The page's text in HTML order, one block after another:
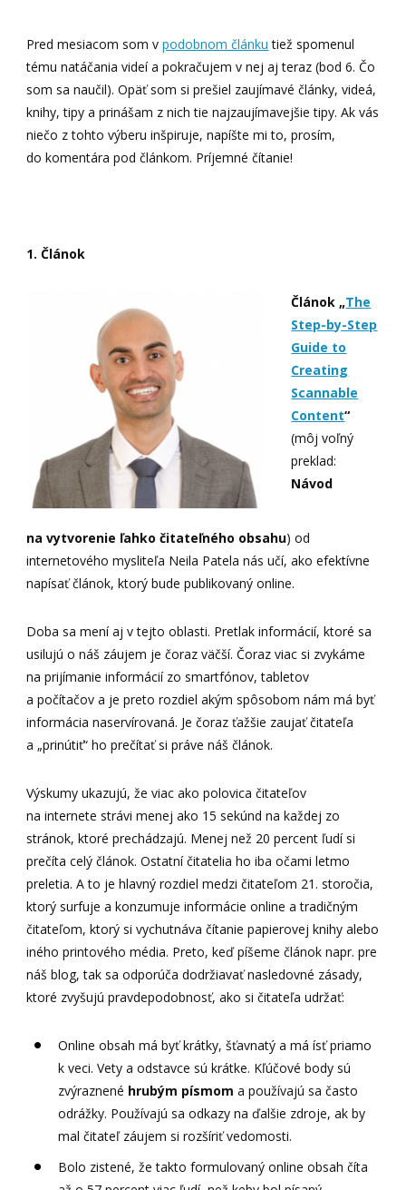
Pred mesiacom som vpodobnom článku tiež spomenul
tému natáčania videí a pokračujem v nej aj teraz (bod 6. Čo
som sa naučil). Opäť som si prešiel zaujímavé články, videá,
knihy, tipy a prinášam z nich tie najzaujímavejšie tipy. Ak vás
niečo z tohto výberu inšpiruje, napíšte mi to, prosím,
do komentára pod článkom. Príjemné čítanie!
1. Článok
Článok „The
Step-by-Step
Guide to
Creating
Scannable
Content“
(môj voľný
preklad:
Návod
na vytvorenie ľahko čitateľného obsahu) od
internetového mysliteľa Neila Patela nás učí, ako efektívne
napísať článok, ktorý bude publikovaný online.
Doba sa mení aj v tejto oblasti. Pretlak informácií, ktoré sa
usilujú o náš záujem je čoraz väčší. Čoraz viac si zvykáme
na prijímanie informácií zo smartfónov, tabletov
a počítačov a je preto rozdiel akým spôsobom nám má byť
informácia naservírovaná. Je čoraz ťažšie zaujať čitateľa
a „prinútiť“ ho prečítať si práve náš článok.
Výskumy ukazujú, že viac ako polovica čitateľov
na internete strávi menej ako 15 sekúnd na každej zo
stránok, ktoré prechádzajú. Menej než 20 percent ľudí si
prečíta celý článok. Ostatní čitatelia ho iba očami letmo
preletia. A to je hlavný rozdiel medzi čitateľom 21. storočia,
ktorý surfuje a konzumuje informácie online a tradičným
čitateľom, ktorý si vychutnáva čítanie papierovej knihy alebo
iného printového média. Preto, keď píšeme článok napr. pre
náš blog, tak sa odporúča dodržiavať nasledovné zásady,
ktoré zvyšujú pravdepodobnosť, ako si čitateľa udržať:
Online obsah má byť krátky, šťavnatý a má ísť priamo
k veci. Vety a odstavce sú krátke. Kľúčové body sú
zvýraznené hrubým písmom a používajú sa často
odrážky. Používajú sa odkazy na ďalšie zdroje, ak by
mal čitateľ záujem si rozšíriť vedomosti.
Bolo zistené, že takto formulovaný online obsah číta